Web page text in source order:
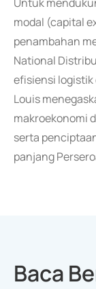
modal (capital
penambahan
National
efisiensi logistik
Louis
makroekonomi
serta
panjang
Baca